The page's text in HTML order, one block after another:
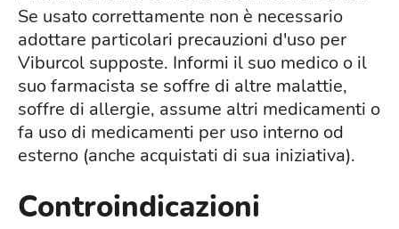
Se usato correttamente non è necessario
adottare particolari precauzioni d'uso per
Viburcol supposte. Informi il suo medico o il
suo farmacista se soffre di altre malattie,
soffre di allergie, assume altri medicamenti o
fa uso di medicamenti per uso interno od
esterno (anche acquistati di sua iniziativa).
Controindicazioni